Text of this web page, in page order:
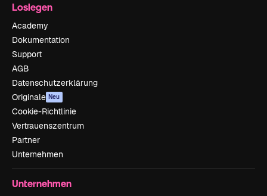
Loslegen
Academy
Dokumentation
Support
AGB
Datenschutzerklärung
Originale Neu
Cookie-Richtlinie
Vertrauenszentrum
Partner
Unternehmen
Unternehmen